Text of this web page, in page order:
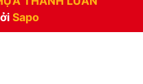
Sapo